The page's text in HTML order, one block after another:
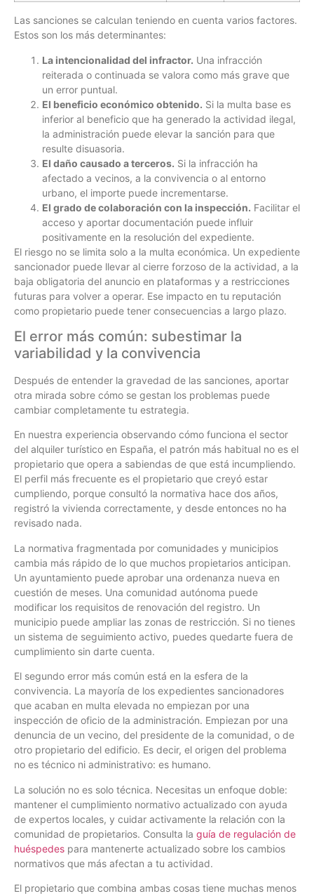
Las sanciones se calculan teniendo en cuenta varios factores.
Estos son los más determinantes:
La intencionalidad del infractor. Una infracción
reiterada o continuada se valora como más grave que
un error puntual.
El beneficio económico obtenido. Si la multa base es
inferior al beneficio que ha generado la actividad ilegal,
la administración puede elevar la sanción para que
resulte disuasoria.
El daño causado a terceros. Si la infracción ha
afectado a vecinos, a la convivencia o al entorno
urbano, el importe puede incrementarse.
El grado de colaboración con la inspección. Facilitar el
acceso y aportar documentación puede influir
positivamente en la resolución del expediente.
El riesgo no se limita solo a la multa económica. Un expediente
sancionador puede llevar al cierre forzoso de la actividad, a la
baja obligatoria del anuncio en plataformas y a restricciones
futuras para volver a operar. Ese impacto en tu reputación
como propietario puede tener consecuencias a largo plazo.
El error más común: subestimar la
variabilidad y la convivencia
Después de entender la gravedad de las sanciones, aportar
otra mirada sobre cómo se gestan los problemas puede
cambiar completamente tu estrategia.
En nuestra experiencia observando cómo funciona el sector
del alquiler turístico en España, el patrón más habitual no es el
propietario que opera a sabiendas de que está incumpliendo.
El perfil más frecuente es el propietario que creyó estar
cumpliendo, porque consultó la normativa hace dos años,
registró la vivienda correctamente, y desde entonces no ha
revisado nada.
La normativa fragmentada por comunidades y municipios
cambia más rápido de lo que muchos propietarios anticipan.
Un ayuntamiento puede aprobar una ordenanza nueva en
cuestión de meses. Una comunidad autónoma puede
modificar los requisitos de renovación del registro. Un
municipio puede ampliar las zonas de restricción. Si no tienes
un sistema de seguimiento activo, puedes quedarte fuera de
cumplimiento sin darte cuenta.
El segundo error más común está en la esfera de la
convivencia. La mayoría de los expedientes sancionadores
que acaban en multa elevada no empiezan por una
inspección de oficio de la administración. Empiezan por una
denuncia de un vecino, del presidente de la comunidad, o de
otro propietario del edificio. Es decir, el origen del problema
no es técnico ni administrativo: es humano.
La solución no es solo técnica. Necesitas un enfoque doble:
mantener el cumplimiento normativo actualizado con ayuda
de expertos locales, y cuidar activamente la relación con la
comunidad de propietarios. Consulta la guía de regulación de
huéspedes para mantenerte actualizado sobre los cambios
normativos que más afectan a tu actividad.
El propietario que combina ambas cosas tiene muchas menos